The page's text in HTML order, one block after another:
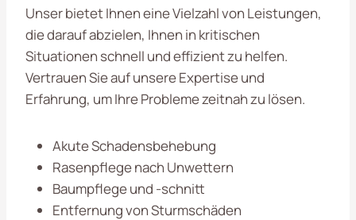
Unser bietet Ihnen eine Vielzahl von Leistungen,
die darauf abzielen, Ihnen in kritischen
Situationen schnell und effizient zu helfen.
Vertrauen Sie auf unsere Expertise und
Erfahrung, um Ihre Probleme zeitnah zu lösen.
Akute Schadensbehebung
Rasenpflege nach Unwettern
Baumpflege und -schnitt
Entfernung von Sturmschäden